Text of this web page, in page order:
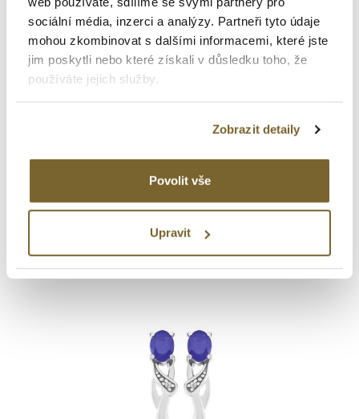
sociální média, inzerci a analýzy. Partneři tyto údaje
mohou zkombinovat s dalšími informacemi, které jste
jim poskytli nebo které získali v důsledku toho, že
používáte jejich služby.
Zobrazit detaily
Povolit vše
Upravit
A DIAMANTY ALTMAN
DIAMOND
Altman Diamond
6 980 Kč